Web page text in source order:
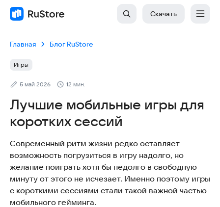
Скачать
Главная Блог RuStore
Игры
5 май 2026 12 мин.
Лучшие мобильные игры для
коротких сессий
Современный ритм жизни редко оставляет
возможность погрузиться в игру надолго, но
желание поиграть хотя бы недолго в свободную
минуту от этого не исчезает. Именно поэтому игры
с короткими сессиями стали такой важной частью
мобильного гейминга.